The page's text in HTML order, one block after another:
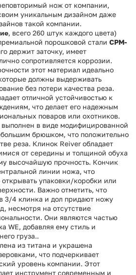
нож от компании,
уникальным дизайном даже
такой компании.
, всего 260 штук каждого цвета)
порошковой стали CPM-
держит заточку, имеет
сопротивляется коррозии.
этот материал идеально
должны выдерживать
без потери качества реза.
отличной устойчивостью к
что делает его надежным
поваров или охотников.
в виде модифицированной
брюшком, что положительно
реза. Клинок Reiver обладает
от середины и толщиной обуха
высочайшую прочность. Кончик
линии ножа, что
открывать упаковки/коробки или
. Важно отметить, что
3/4 клинка и дол придают ножу
несмотря на отсутствие
Они являются частью
WE, добавляя ему стиль и
груза..
из титана и украшена
что подчеркивает
уровень компании. Этот
инструмент современным и